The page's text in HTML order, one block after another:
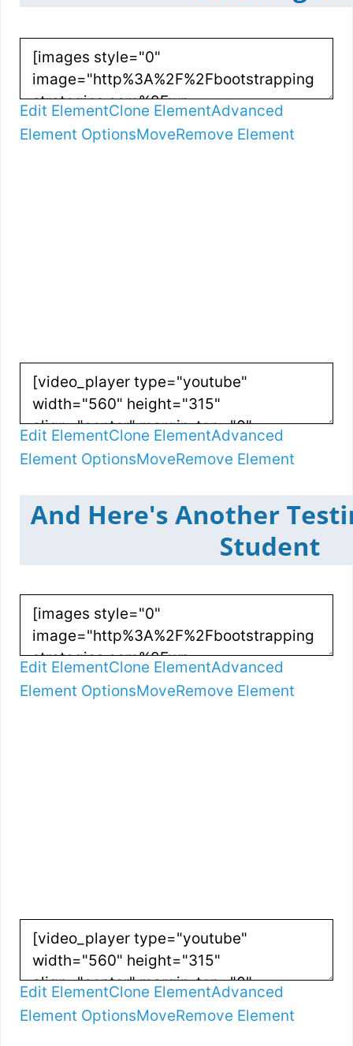
Edit ElementClone ElementAdvanced
Element OptionsMoveRemove Element
Edit ElementClone ElementAdvanced
Element OptionsMoveRemove Element
Edit ElementClone ElementAdvanced
Element OptionsMoveRemove Element
Edit ElementClone ElementAdvanced
Element OptionsMoveRemove Element